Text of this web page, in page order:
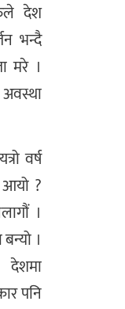
देश
भन्दै
मरे ।
वर्ष
?
।
।
पनि